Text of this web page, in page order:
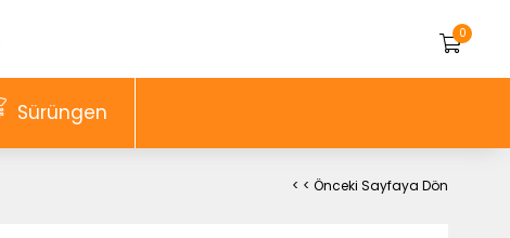
0
Sürüngen
< < Önceki Sayfaya Dön